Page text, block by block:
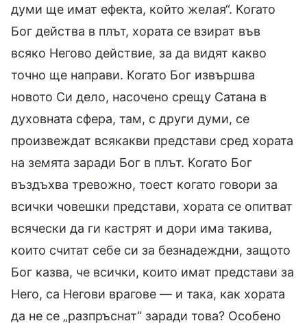
думи ще имат ефекта, който желая“. Когато
Бог действа в плът, хората се взират във
всяко Негово действие, за да видят какво
точно ще направи. Когато Бог извършва
новото Си дело, насочено срещу Сатана в
духовната сфера, там, с други думи, се
произвеждат всякакви представи сред хората
на земята заради Бог в плът. Когато Бог
въздъхва тревожно, тоест когато говори за
всички човешки представи, хората се опитват
всячески да ги кастрят и дори има такива,
които считат себе си за безнадеждни, защото
Бог казва, че всички, които имат представи за
Него, са Негови врагове — и така, как хората
да не се „разпръснат“ заради това? Особено